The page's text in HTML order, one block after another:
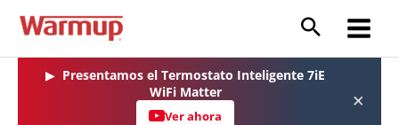
Main
▶ Presentamos el Termostato Inteligente 7iE
WiFi Matter
Ver ahora
×